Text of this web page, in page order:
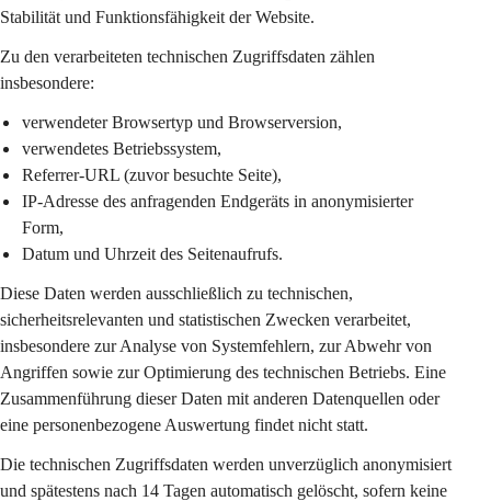
Stabilität und Funktionsfähigkeit der Website.
Zu den verarbeiteten technischen Zugriffsdaten zählen
insbesondere:
verwendeter Browsertyp und Browserversion,
verwendetes Betriebssystem,
Referrer-URL (zuvor besuchte Seite),
IP-Adresse des anfragenden Endgeräts in anonymisierter
Form,
Datum und Uhrzeit des Seitenaufrufs.
Diese Daten werden ausschließlich zu technischen,
sicherheitsrelevanten und statistischen Zwecken verarbeitet,
insbesondere zur Analyse von Systemfehlern, zur Abwehr von
Angriffen sowie zur Optimierung des technischen Betriebs. Eine
Zusammenführung dieser Daten mit anderen Datenquellen oder
eine personenbezogene Auswertung findet nicht statt.
Die technischen Zugriffsdaten werden unverzüglich anonymisiert
und spätestens nach 14 Tagen automatisch gelöscht, sofern keine